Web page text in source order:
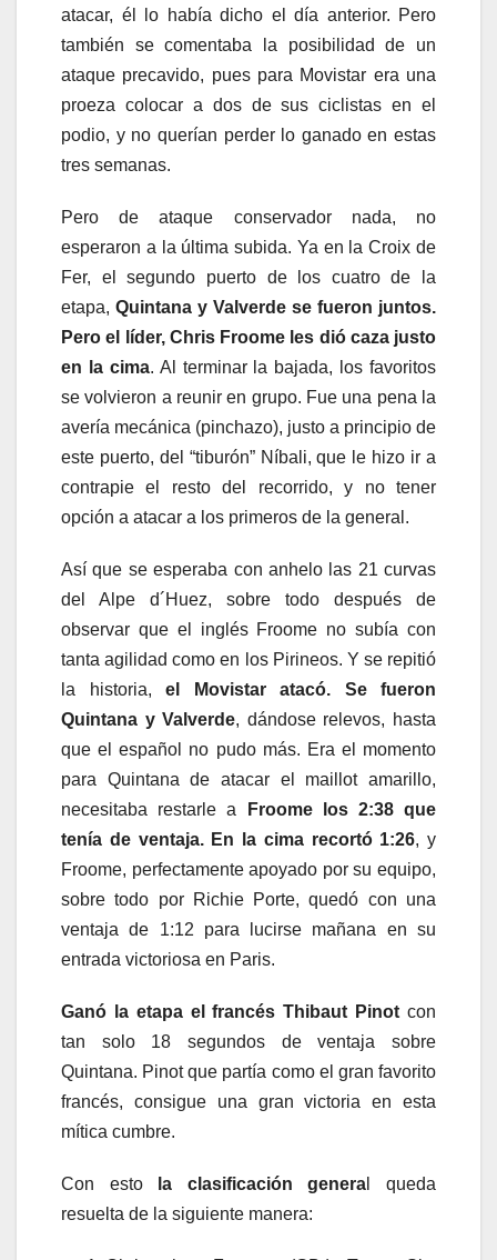
atacar, él lo había dicho el día anterior. Pero
también se comentaba la posibilidad de un
ataque precavido, pues para Movistar era una
proeza colocar a dos de sus ciclistas en el
podio, y no querían perder lo ganado en estas
tres semanas.
Pero de ataque conservador nada, no
esperaron a la última subida. Ya en la Croix de
Fer, el segundo puerto de los cuatro de la
etapa, Quintana y Valverde se fueron juntos.
Pero el líder, Chris Froome les dió caza justo
en la cima. Al terminar la bajada, los favoritos
se volvieron a reunir en grupo. Fue una pena la
avería mecánica (pinchazo), justo a principio de
este puerto, del “tiburón” Níbali, que le hizo ir a
contrapie el resto del recorrido, y no tener
opción a atacar a los primeros de la general.
Así que se esperaba con anhelo las 21 curvas
del Alpe d´Huez, sobre todo después de
observar que el inglés Froome no subía con
tanta agilidad como en los Pirineos. Y se repitió
la historia, el Movistar atacó. Se fueron
Quintana y Valverde, dándose relevos, hasta
que el español no pudo más. Era el momento
para Quintana de atacar el maillot amarillo,
necesitaba restarle a Froome los 2:38 que
tenía de ventaja. En la cima recortó 1:26, y
Froome, perfectamente apoyado por su equipo,
sobre todo por Richie Porte, quedó con una
ventaja de 1:12 para lucirse mañana en su
entrada victoriosa en Paris.
Ganó la etapa el francés Thibaut Pinot con
tan solo 18 segundos de ventaja sobre
Quintana. Pinot que partía como el gran favorito
francés, consigue una gran victoria en esta
mítica cumbre.
Con estola clasificación genera l queda
resuelta de la siguiente manera: